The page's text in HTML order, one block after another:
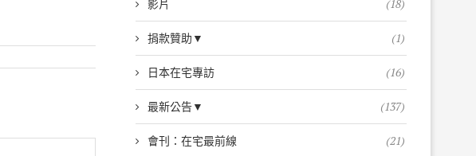
影片 (18)
捐款贊助▼ (1)
日本在宅專訪 (16)
最新公告▼ (137)
會刊：在宅最前線 (21)